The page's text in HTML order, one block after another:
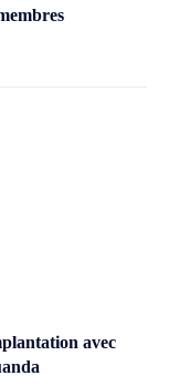
avec